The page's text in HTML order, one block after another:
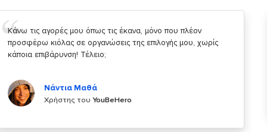
Σας ευχαριστώ που μας δίνετε την δυνατότητα να κάνουμε
κάτι!
Χρήστης του